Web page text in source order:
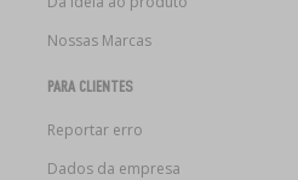
Nossas Marcas
PARA CLIENTES
Reportar erro
Dados da empresa